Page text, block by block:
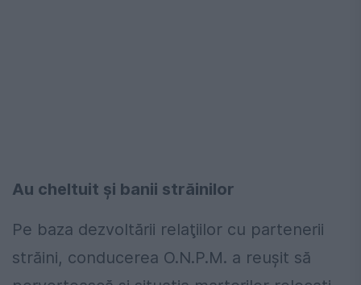
Au cheltuit și banii străinilor
Pe baza dezvoltării relaţiilor cu partenerii
străini, conducerea O.N.P.M. a reuşit să